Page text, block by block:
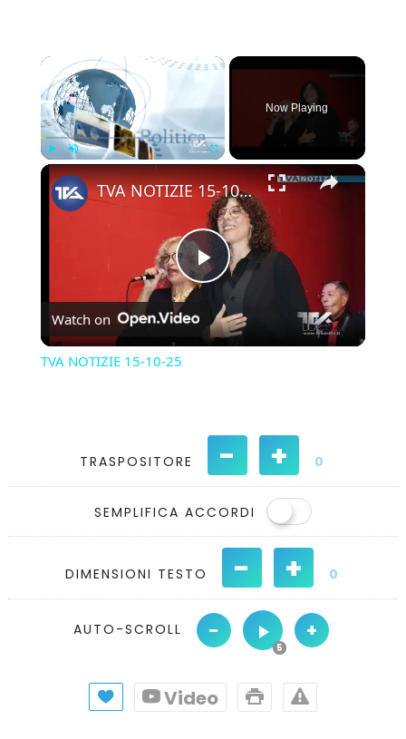
×
Play Unmute
Now Playing
×
Play
Video
TVA NOTIZIE 15-10-25
Watch on
TVA NOTIZIE 15-10-25
TRASPOSITORE - + 0
SEMPLIFICA ACCORDI
DIMENSIONI TESTO - + 0
AUTO-SCROLL - +
Video